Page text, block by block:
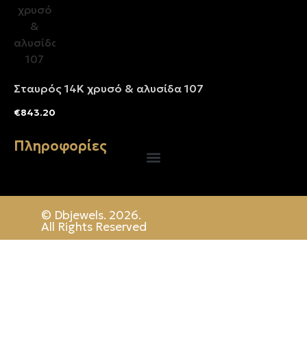
Σταυρός 14Κ χρυσό & αλυσίδα 107
€843.20
Πληροφορίες
© Dbjewels. 2026.
All Rights Reserved